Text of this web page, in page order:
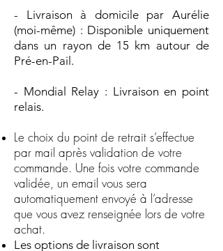
- Livraison à domicile par Aurélie
(moi-même) : Disponible uniquement
dans un rayon de 15 km autour de
Pré-en-Pail.
- Mondial Relay : Livraison en point
relais.
Le choix du point de retrait s’effectue
par mail après validation de votre
commande. Une fois votre commande
validée, un email vous sera
automatiquement envoyé à l’adresse
que vous avez renseignée lors de votre
achat.
Les options de livraison sont